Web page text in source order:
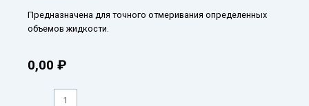
Предназначена для точного отмеривания определенных
объемов жидкости.
0,00 ₽